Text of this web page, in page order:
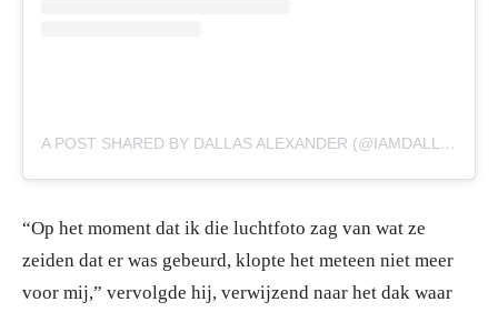
A POST SHARED BY DALLAS ALEXANDER (@IAMDALLASALEXANDER)
“Op het moment dat ik die luchtfoto zag van wat ze
zeiden dat er was gebeurd, klopte het meteen niet meer
voor mij,” vervolgde hij, verwijzend naar het dak waar